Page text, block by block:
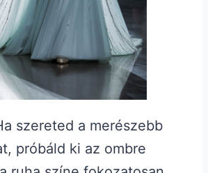
szereted a merészebb
próbáld ki az ombre